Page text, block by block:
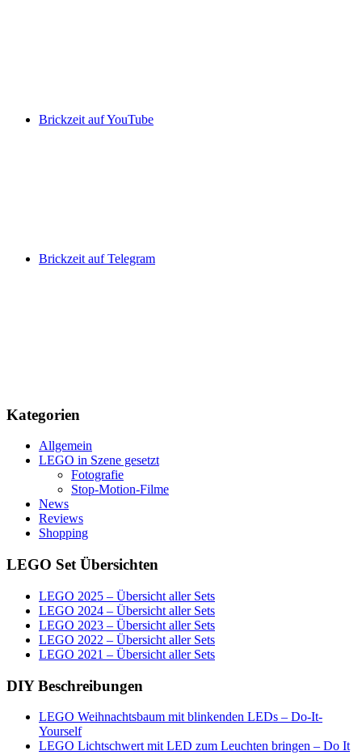
Brickzeit auf YouTube
Brickzeit auf Telegram
Kategorien
Allgemein
LEGO in Szene gesetzt
Fotografie
Stop-Motion-Filme
News
Reviews
Shopping
LEGO Set Übersichten
LEGO 2025 – Übersicht aller Sets
LEGO 2024 – Übersicht aller Sets
LEGO 2023 – Übersicht aller Sets
LEGO 2022 – Übersicht aller Sets
LEGO 2021 – Übersicht aller Sets
DIY Beschreibungen
LEGO Weihnachtsbaum mit blinkenden LEDs – Do-It-
Yourself
LEGO Lichtschwert mit LED zum Leuchten bringen – Do It